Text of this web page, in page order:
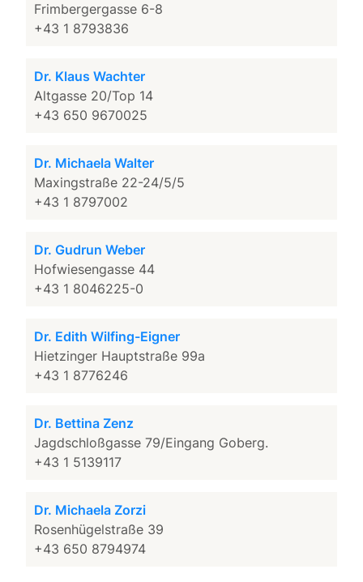
Frimbergergasse 6-8
+43 1 8793836
Dr. Klaus Wachter
Altgasse 20/Top 14
+43 650 9670025
Dr. Michaela Walter
Maxingstraße 22-24/5/5
+43 1 8797002
Dr. Gudrun Weber
Hofwiesengasse 44
+43 1 8046225-0
Dr. Edith Wilfing-Eigner
Hietzinger Hauptstraße 99a
+43 1 8776246
Dr. Bettina Zenz
Jagdschloßgasse 79/Eingang Goberg.
+43 1 5139117
Dr. Michaela Zorzi
Rosenhügelstraße 39
+43 650 8794974